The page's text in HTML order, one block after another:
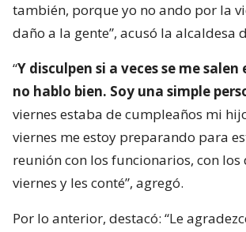
también, porque yo no ando por la
daño a la gente”, acusó la alcaldesa
“Y disculpen si a veces se me
no hablo bien. Soy una simple
viernes estaba de cumpleaños mi
viernes me estoy preparando para
reunión con los funcionarios, con los
viernes y les conté”, agregó.
Por lo anterior, destacó: “Le